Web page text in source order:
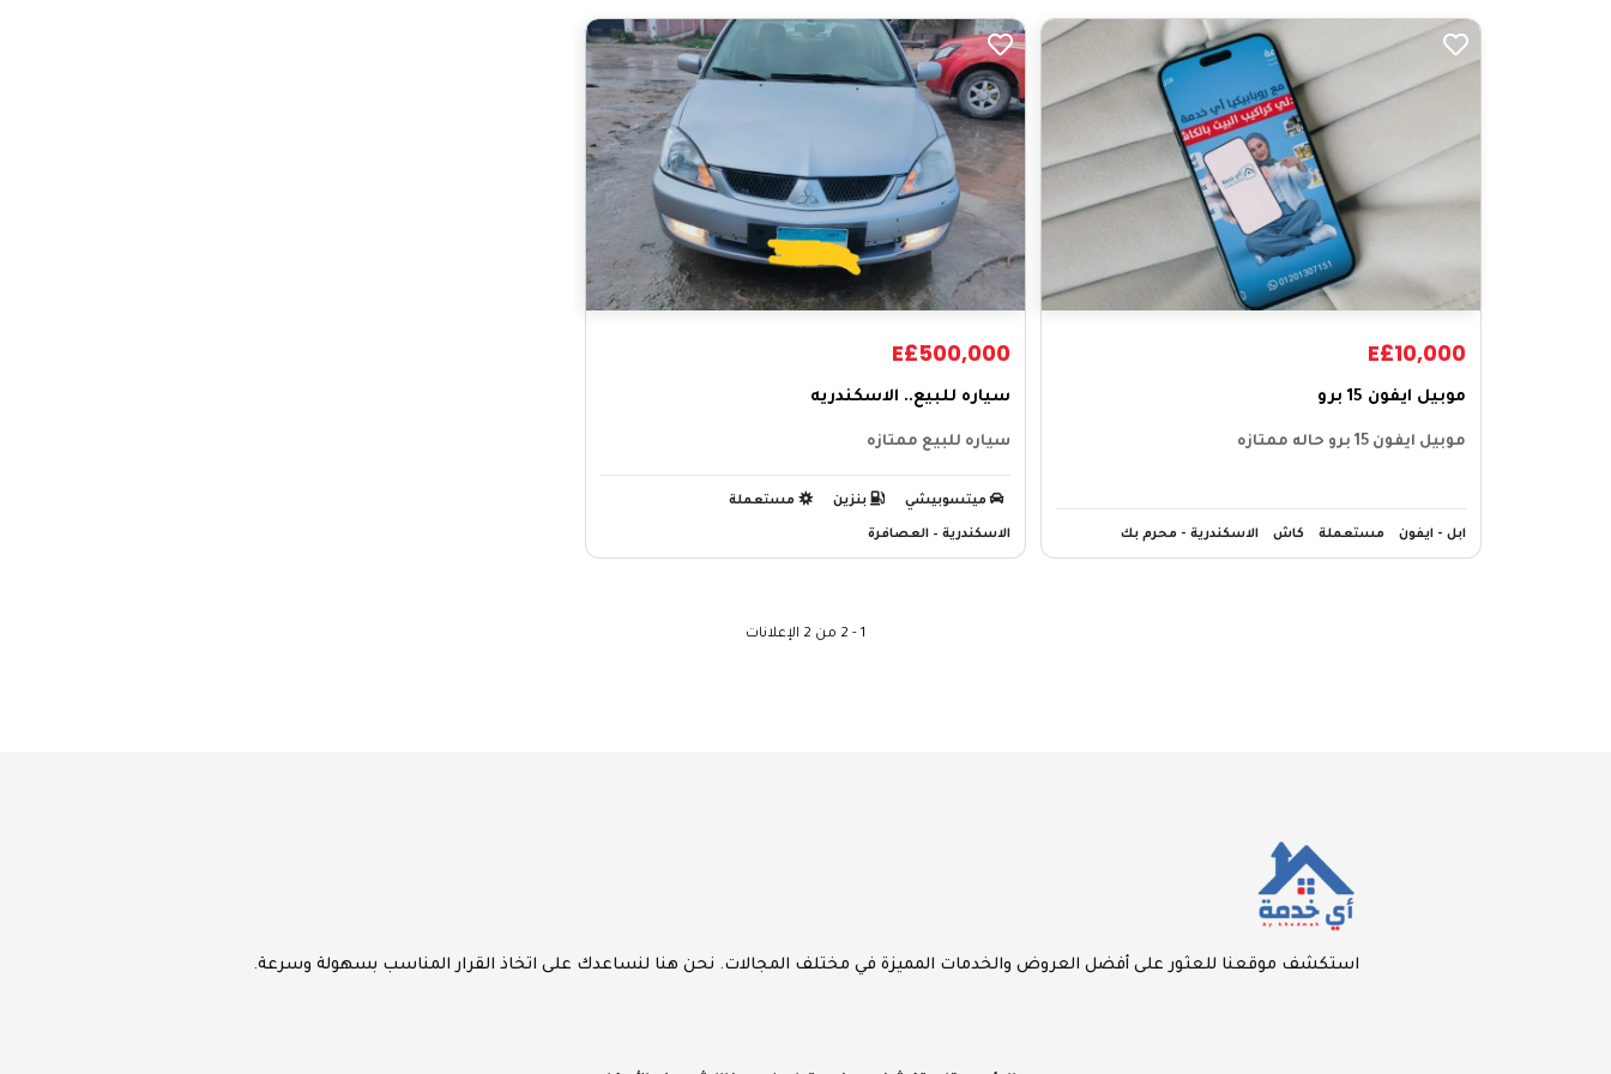
موبيل ايفون 15 برو
موبيل ايفون 15 برو حاله ممتازه
ابل - ايفون مستعملة كاش الاسكندرية - محرم بك
E£10,000
سياره للبيع.. الاسكندريه
سياره للبيع ممتازه
ميتسوبيشي بنزين مستعملة
الاسكندرية – العصافرة
E£500,000
1 - 2 من 2 الإعلانات
استكشف موقعنا للعثور على أفضل العروض والخدمات المميزة في مختلف المجالات. نحن هنا لنساعدك على اتخاذ القرار المناسب بسهولة وسرعة.